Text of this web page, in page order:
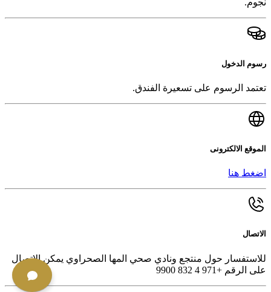
نجوم.
رسوم الدخول
تعتمد الرسوم على تسعيرة الفندق.
الموقع الالكترونى
اضغط هنا
الاتصال
للاستفسار حول منتجع ونادي صحي المها الصحراوي يمكن الاتصال
على الرقم +971 4 832 9900